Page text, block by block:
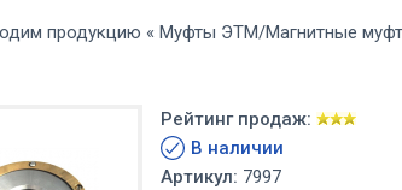
продукцию « Муфты ЭТМ/Магнитные
Рейтинг продаж:
В наличии
Артикул: 7997